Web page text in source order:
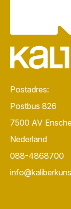
Postadres:
Postbus 826
7500 AV
Nederland
088-4868700